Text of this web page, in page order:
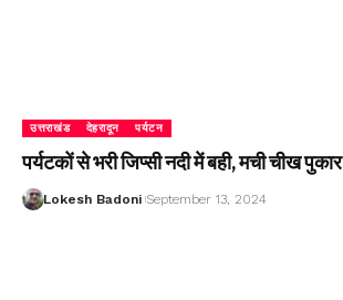
उत्तराखंड देहरादून पर्यटन
पर्यटकों से भरी जिप्सी नदी में बही, मची चीख पुकार
Lokesh Badoni September 13, 2024